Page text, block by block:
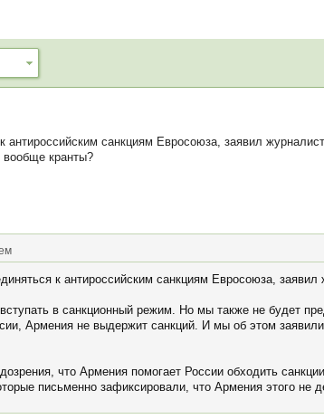
санкциям Евросоюза, заявил
вообще кранты?
к антироссийским санкциям Евросоюза,
в санкционный режим. Но мы также не будет
Армения не выдержит санкций. И мы об этом
что Армения помогает России обходить
письменно зафиксировали, что Армения этого не